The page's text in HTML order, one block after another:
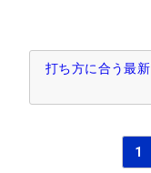
打ち方に合う最
1